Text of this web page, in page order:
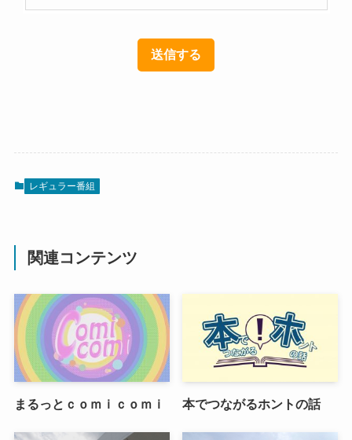
レギュラー番組
関連コンテンツ
まるっとｃｏｍｉｃｏｍｉ 本でつながるホントの話